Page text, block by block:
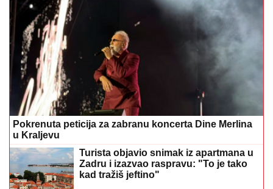
Pokrenuta peticija za zabranu koncerta Dine Merlina
u Kraljevu
Turista objavio snimak iz apartmana u
Zadru i izazvao raspravu: "To je tako
kad tražiš jeftino"